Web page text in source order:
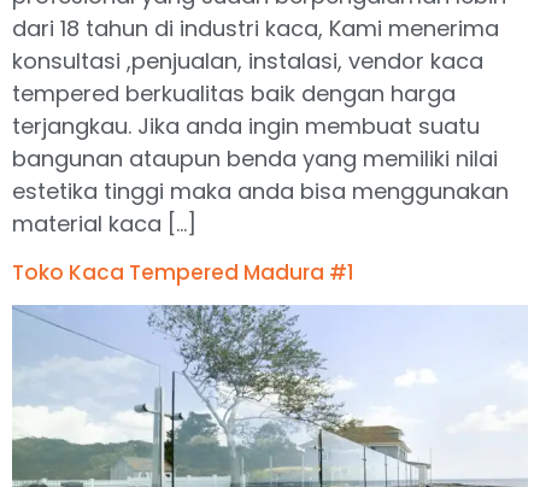
dari 18 tahun di industri kaca, Kami menerima
konsultasi ,penjualan, instalasi, vendor kaca
tempered berkualitas baik dengan harga
terjangkau. Jika anda ingin membuat suatu
bangunan ataupun benda yang memiliki nilai
estetika tinggi maka anda bisa menggunakan
material kaca […]
Toko Kaca Tempered Madura #1